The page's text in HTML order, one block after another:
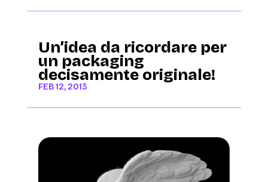
Un’idea da ricordare per
un packaging
decisamente originale!
FEB 12, 2013